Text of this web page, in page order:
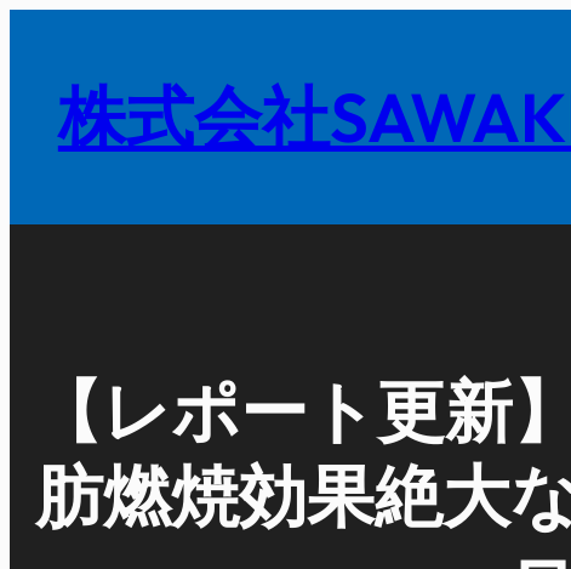
株式会社
【レポート更新
肪燃焼効果絶大